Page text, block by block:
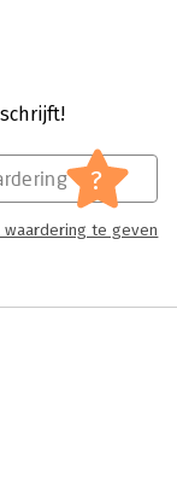
?
waardering te geven